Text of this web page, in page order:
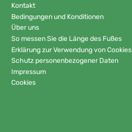
Kontakt
Bedingungen und Konditionen
Über uns
So messen Sie die Länge des Fußes
Erklärung zur Verwendung von Cookies
Schutz personenbezogener Daten
Impressum
Cookies